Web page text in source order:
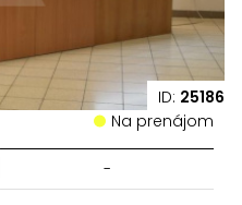
ID: 25186
Na prenájom
-